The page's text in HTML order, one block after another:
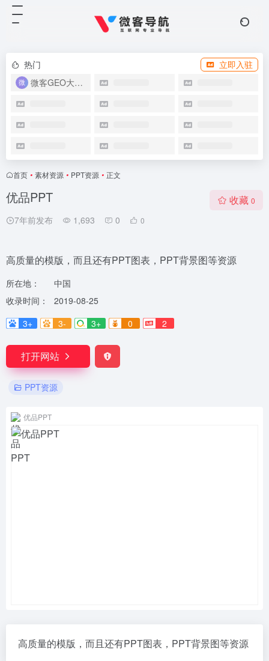
热门
立即入驻
微客GEO大模型优化系统
首页 • 素材资源 • PPT资源 • 正文
优品PPT
7年前发布 1,693 0 0
收藏 0
高质量的模版，而且还有PPT图表，PPT背景图等资源
所在地：
中国
收录时间：
2019-08-25
3+
3- 3+ 0 2
打开网站
PPT资源
优品PPT
高质量的模版，而且还有PPT图表，PPT背景图等资源